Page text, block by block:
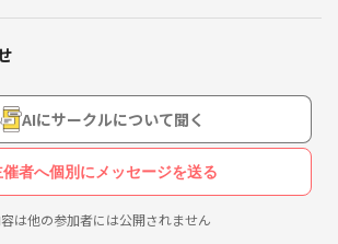
ル
APPLE
AIにサークルについて聞く
催者へ個別にメッセージを送る
は他の参加者には公開されません